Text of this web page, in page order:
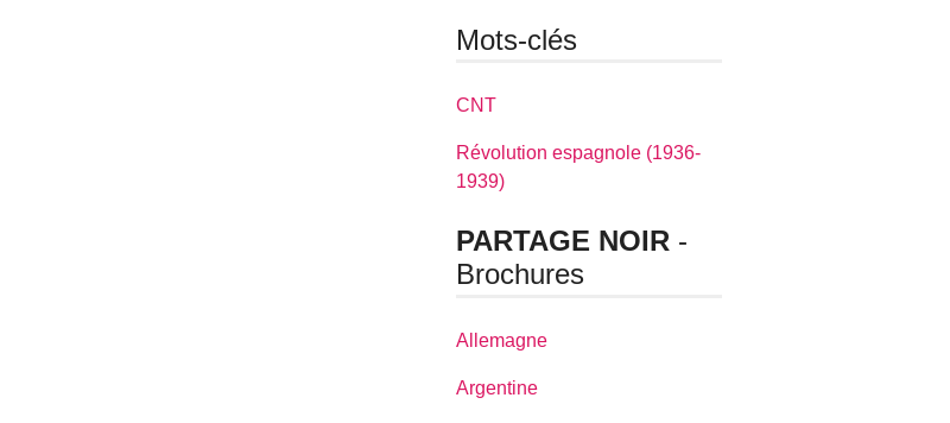
Mots-clés
CNT
Révolution espagnole (1936-
1939)
PARTAGE NOIR -
Brochures
Allemagne
Argentine